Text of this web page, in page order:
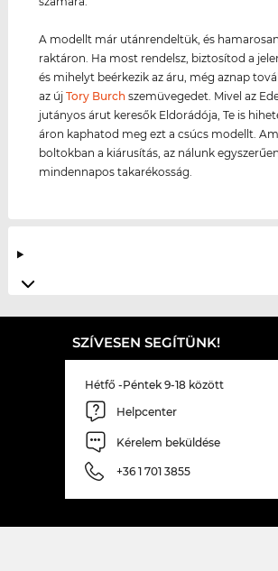
A modellt már utánrendeltük, és
raktáron. Ha most rendelsz, biztosítod a
és mihelyt beérkezik az áru, még aznap
az újTory Burch szemüvegedet. Mivel az
jutányos árut keresők Eldorádója, Te is
áron kaphatod meg ezt a csúcs modellt.
boltokban a kiárusítás, az nálunk
mindennapos takarékosság.
SZÍVESEN SEGÍTÜNK!
Hétfő -Péntek 9-18 között
Helpcenter
Kérelem beküldése
+36 1 701 3855